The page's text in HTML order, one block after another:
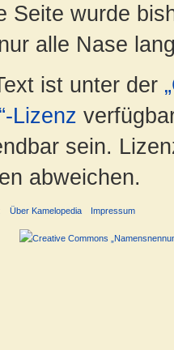
Seite wurde
alle Nase
ist unter der
Lizenz
sein.
abweichen.
Über Kamelopedia Impressum